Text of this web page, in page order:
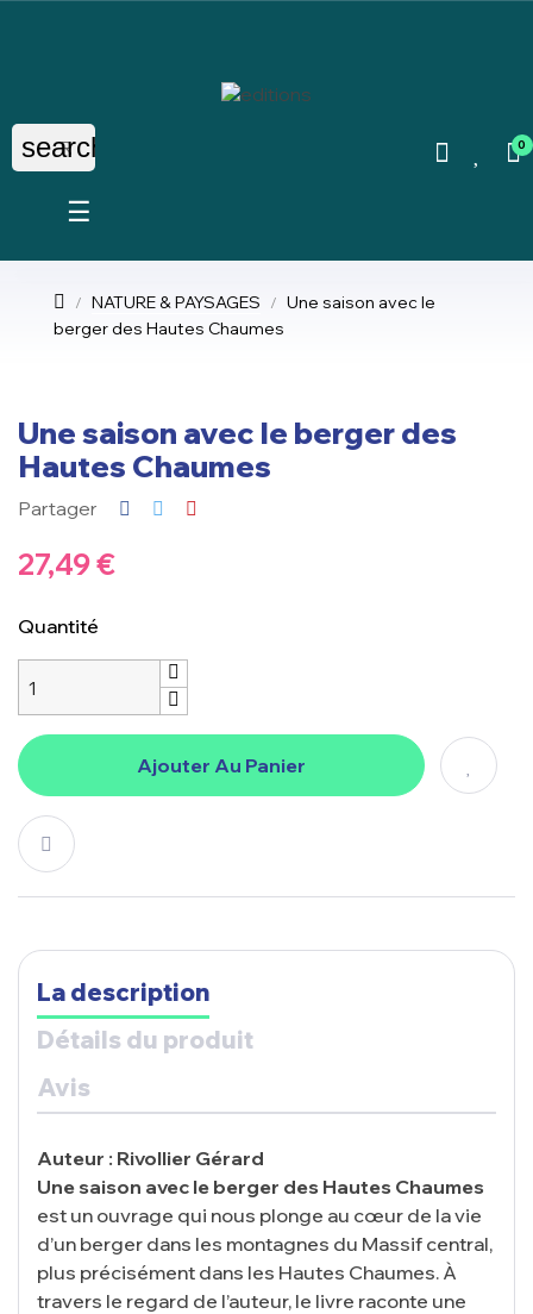
search 0
Basculer
navigation
☰
NATURE & PAYSAGES
Une saison avec le
berger des Hautes Chaumes
Une saison avec le berger des
Hautes Chaumes
Partager
27,49 €
Quantité
Ajouter Au Panier
La description
Détails du produit
Avis
Auteur : Rivollier Gérard
Une saison avec le berger des Hautes Chaumes
est un ouvrage qui nous plonge au cœur de la vie
d’un berger dans les montagnes du Massif central,
plus précisément dans les Hautes Chaumes. À
travers le regard de l’auteur, le livre raconte une